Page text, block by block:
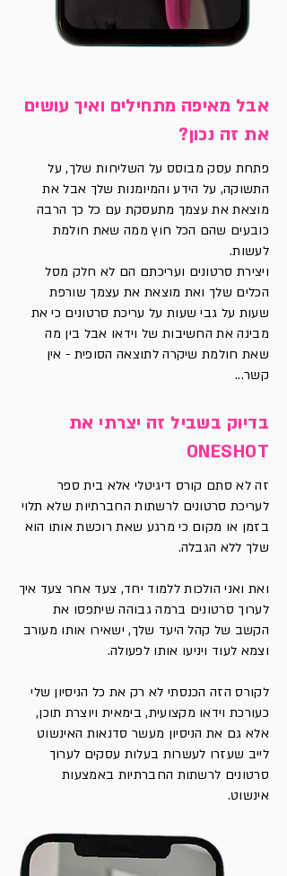
אבל מאיפה מתחילים ואיך עושים
את זה נכון?
פתחת עסק מבוסס על השליחות שלך, על
התשוקה, על הידע והמיומנות שלך אבל את
מוצאת את עצמך מתעסקת עם כל כך הרבה
כובעים שהם הכל חוץ ממה שאת חולמת
לעשות.
ויצירת סרטונים ועריכתם הם לא חלק מסל
הכלים שלך ואת מוצאת את עצמך שורפת
שעות על גבי שעות על עריכת סרטונים כי את
מבינה את החשיבות של וידאו אבל בין מה
שאת חולמת שיקרה לתוצאה הסופית - אין
קשר...
בדיוק בשביל זה יצרתי את
ONESHOT
זה לא סתם קורס דיגיטלי אלא בית ספר
לעריכת סרטונים לרשתות החברתיות שלא תלוי
בזמן או מקום כי מרגע שאת רוכשת אותו הוא
שלך ללא הגבלה.
ואת ואני הולכות ללמוד יחד, צעד אחר צעד איך
לערוך סרטונים ברמה גבוהה שיתפסו את
הקשב של קהל היעד שלך, ישאירו אותו מעורב
וצמא לעוד ויניעו אותו לפעולה.
לקורס הזה הכנסתי לא רק את כל הניסיון שלי
כעורכת וידאו מקצועית, בימאית ויוצרת תוכן,
אלא גם את הניסיון מעשר סדנאות האינשוט
לייב שעזרו לעשרות בעלות עסקים לערוך
סרטונים לרשתות החברתיות באמצעות
אינשוט.